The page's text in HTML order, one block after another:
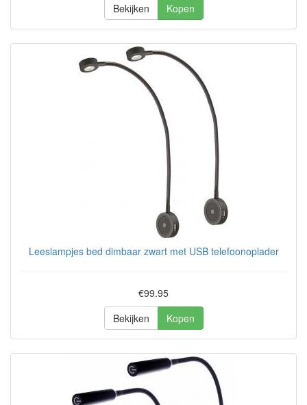
Bekijken
Kopen
Leeslampjes bed dimbaar zwart met USB telefoonoplader
€99.95
Bekijken
Kopen